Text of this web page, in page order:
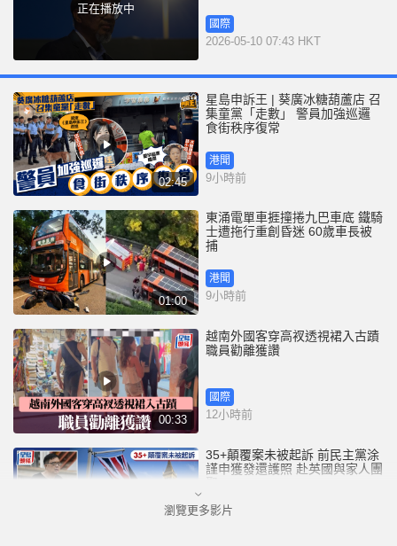
正在播放中
國際
2026-05-10 07:43 HKT
02:45
星島申訴王 | 葵廣冰糖葫蘆店 召
集童黨「走數」 警員加強巡邏
食街秩序復常
港聞
9小時前
01:00
東涌電單車捱撞捲九巴車底 鐵騎
士遭拖行重創昏迷 60歲車長被
捕
港聞
9小時前
00:33
越南外國客穿高衩透視裙入古蹟
職員勸離獲讚
國際
12小時前
35+顛覆案未被起訴 前民主黨涂
謹申獲發還護照 赴英國與家人團
港聞
瀏覽更多影片